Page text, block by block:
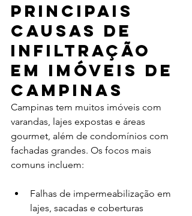
Principais
causas de
infiltração
em imóveis de
Campinas
Campinas tem muitos imóveis com
varandas, lajes expostas e áreas
gourmet, além de condomínios com
fachadas grandes. Os focos mais
comuns incluem:
Falhas de impermeabilização em
lajes, sacadas e coberturas